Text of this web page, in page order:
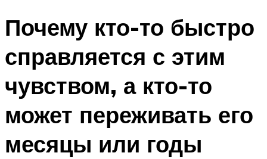
Почему кто-то быстро
справляется с этим
чувством, а кто-то
может переживать его
месяцы или годы